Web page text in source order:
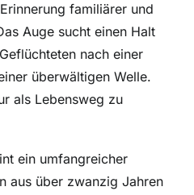
familiärer und
Auge sucht einen Halt
nach einer
überwältigen Welle.
als Lebensweg zu
ein umfangreicher
aus über zwanzig Jahren